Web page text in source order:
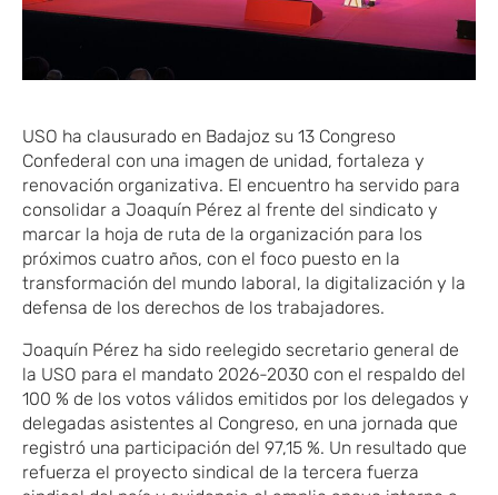
USO ha clausurado en Badajoz su 13 Congreso
Confederal con una imagen de unidad, fortaleza y
renovación organizativa. El encuentro ha servido para
consolidar ​a Joaquín Pérez al frente del sindicato y
marcar la hoja de ruta de la organización para los
próximos cuatro años, con el foco puesto en la
transformación del mundo laboral, la digitalización y la
defensa de los derechos de los trabajadores.
Joaquín Pérez ha sido reelegido secretario general de
la USO para el mandato 2026-2030 con el respaldo del
100 % de los votos válidos emitidos por los delegados y
delegadas asistentes al Congreso, en una jornada que
registró una participación del 97,15 %. Un resultado que
refuerza el proyecto sindical de la tercera fuerza